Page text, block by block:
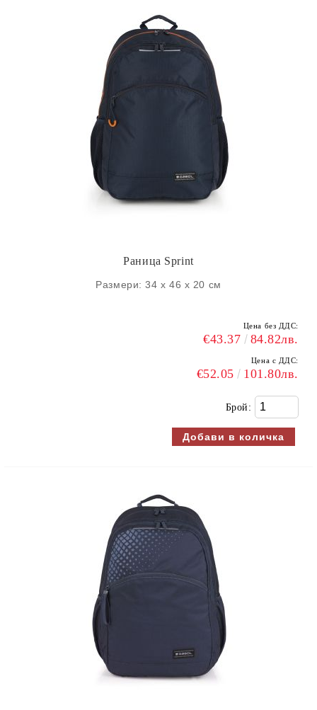
Раница Sprint
Размери: 34 х 46 х 20 см
Цена без ДДС:
€43.37 84.82лв.
Цена с ДДС:
€52.05 101.80лв.
Брой: